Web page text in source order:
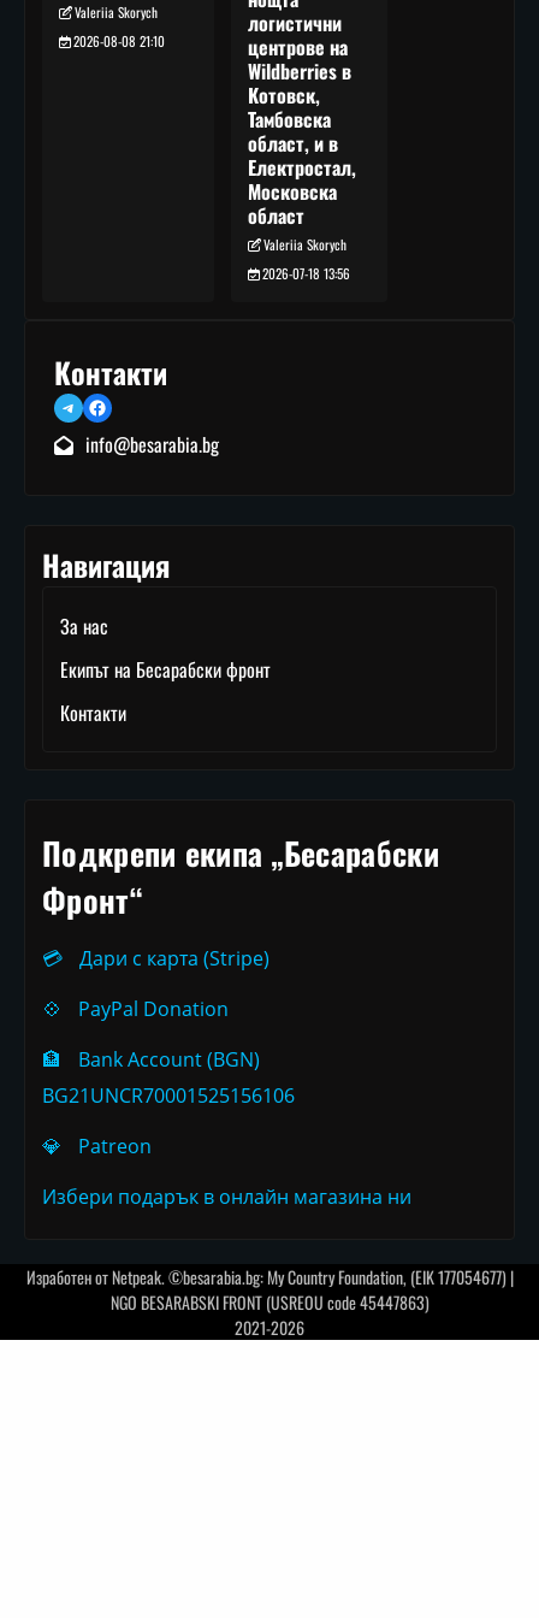
Valeriia Skorych
2026-08-08 21:10
логистични
центрове на
Wildberries в
Котовск,
Тамбовска
област, и в
Електростал,
Московска
област
Valeriia Skorych
2026-07-18 13:56
Контакти
TelegramFacebook
info@besarabia.bg
Навигация
За нас
Екипът на Бесарабски фронт
Контакти
Подкрепи екипа „Бесарабски
Фронт“
💳
Дари с карта (Stripe)
💠
PayPal Donation
🏦
Bank Account (BGN)
BG21UNCR70001525156106
💎
Patreon
Избери подарък в онлайн магазина ни
Изработен отNetpeak. ©besarabia.bg: My Country Foundation, (EIK 177054677) |
NGO BESARABSKI FRONT (USREOU code 45447863)
2021-2026